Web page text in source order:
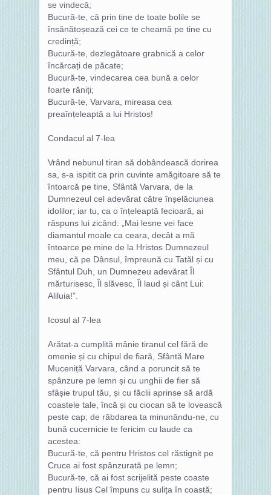
se vindecă;
Bucură-te, că prin tine de toate bolile se
însănătoșează cei ce te cheamă pe tine cu
credință;
Bucură-te, dezlegătoare grabnică a celor
încărcați de păcate;
Bucură-te, vindecarea cea bună a celor
foarte răniți;
Bucură-te, Varvara, mireasa cea
preaînțeleaptă a lui Hristos!
Condacul al 7-lea
Vrând nebunul tiran să dobândească dorirea
sa, s-a ispitit ca prin cuvinte amăgitoare să te
întoarcă pe tine, Sfântă Varvara, de la
Dumnezeul cel adevărat către înșelăciunea
idolilor; iar tu, ca o înțeleaptă fecioară, ai
răspuns lui zicând: „Mai lesne vei face
diamantul moale ca ceara, decât a mă
întoarce pe mine de la Hristos Dumnezeul
meu, că pe Dânsul, împreună cu Tatăl și cu
Sfântul Duh, un Dumnezeu adevărat Îl
mărturisesc, Îl slăvesc, Îl laud și cânt Lui:
Aliluia!”.
Icosul al 7-lea
Arătat-a cumplită mânie tiranul cel fără de
omenie și cu chipul de fiară, Sfântă Mare
Muceniță Varvara, când a poruncit să te
spânzure pe lemn și cu unghii de fier să
sfâșie trupul tău, și cu făclii aprinse să ardă
coastele tale, încă și cu ciocan să te lovească
peste cap; de răbdarea ta minunându-ne, cu
bună cucernicie te fericim cu laude ca
acestea:
Bucură-te, că pentru Hristos cel răstignit pe
Cruce ai fost spânzurată pe lemn;
Bucură-te, că ai fost scrijelită peste coaste
pentru Iisus Cel împuns cu sulița în coastă;